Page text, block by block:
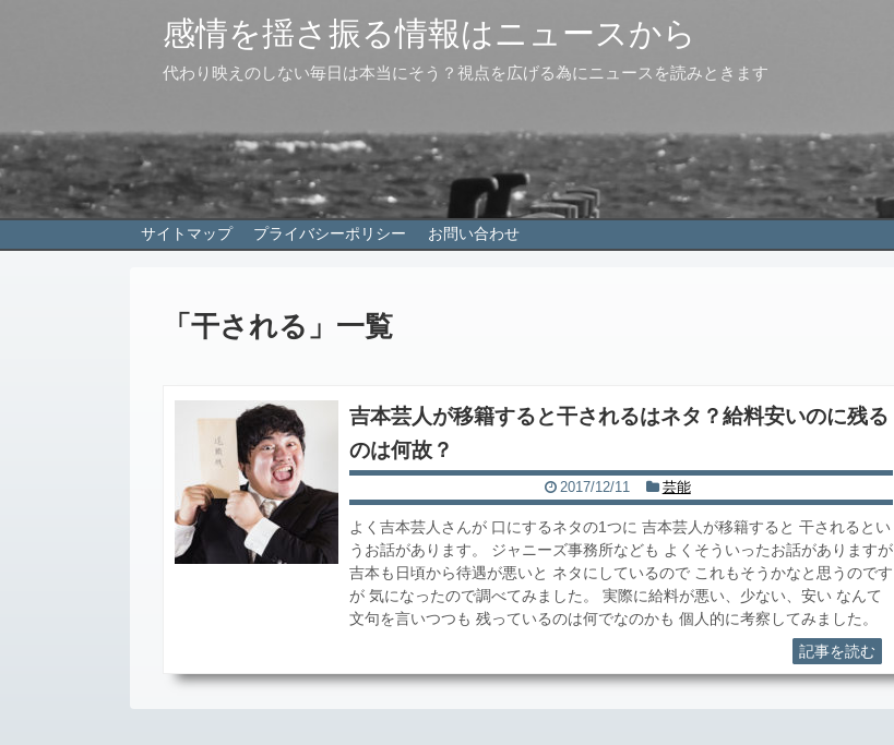
感情を揺さ振る情報はニュースから
代わり映えのしない毎日は本当にそう？視点を広げる為にニュースを読みときます
サイトマップ プライバシーポリシー お問い合わせ
「 干される 」 一覧
吉本芸人が移籍すると干されるはネタ？給料安いのに残る
のは何故？
2017/12/11 芸能
よく吉本芸人さんが 口にするネタの1つに 吉本芸人が移籍すると 干されるとい
うお話があります。 ジャニーズ事務所なども よくそういったお話がありますが
吉本も日頃から待遇が悪いと ネタにしているので これもそうかなと思うのです
が 気になったので調べてみました。 実際に給料が悪い、少ない、安い なんて
文句を言いつつも 残っているのは何でなのかも 個人的に考察してみました。
記事を読む